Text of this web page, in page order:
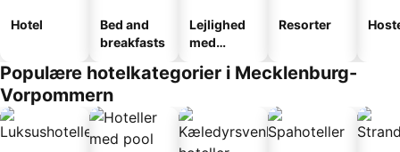
Hotel
Bed and
breakfasts
Lejlighed
med
Resorter
Populære hotelkategorier i Mecklenburg-
Vorpommern